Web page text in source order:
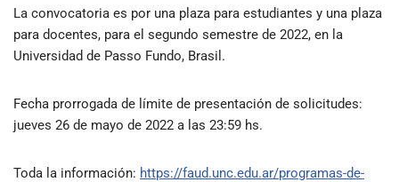
La convocatoria es por una plaza para estudiantes y una plaza
para docentes, para el segundo semestre de 2022, en la
Universidad de Passo Fundo, Brasil.
Fecha prorrogada de límite de presentación de solicitudes:
jueves 26 de mayo de 2022 a las 23:59 hs.
Toda la información: https://faud.unc.edu.ar/programas-de-